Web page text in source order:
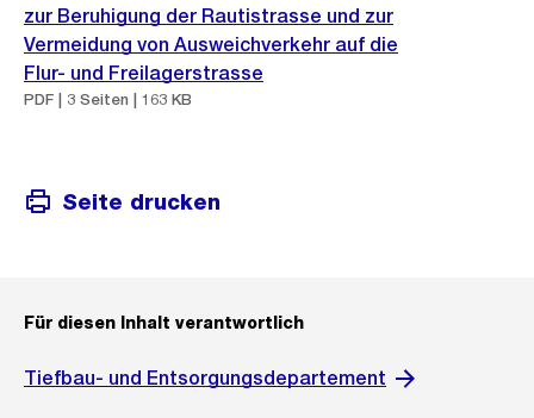
zur Beruhigung der Rautistrasse und zur
Vermeidung von Ausweichverkehr auf die
Flur- und Freilagerstrasse
PDF | 3 Seiten | 163 KB
Seite drucken
Für diesen Inhalt verantwortlich
Tiefbau- und Entsorgungsdepartement